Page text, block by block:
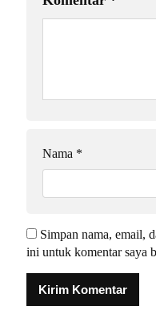
Nama *
Simpan nama, email,
ini untuk komentar saya